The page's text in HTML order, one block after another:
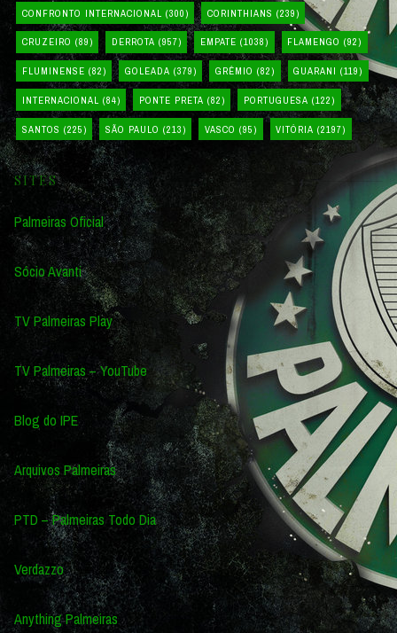
CONFRONTO INTERNACIONAL (300) CORINTHIANS (239)
CRUZEIRO (89) DERROTA (957) EMPATE (1038) FLAMENGO (92)
FLUMINENSE (82) GOLEADA (379) GRÊMIO (82) GUARANI (119)
INTERNACIONAL (84) PONTE PRETA (82) PORTUGUESA (122)
SANTOS (225) SÃO PAULO (213) VASCO (95) VITÓRIA (2197)
SITES
Palmeiras Oficial
Sócio Avanti
TV Palmeiras Play
TV Palmeiras – YouTube
Blog do IPE
Arquivos Palmeiras
PTD – Palmeiras Todo Dia
Verdazzo
Anything Palmeiras